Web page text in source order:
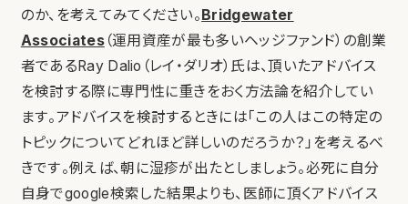
のか、を考えてみてください。 Bridgewater
Associates（運用資産が最も多いヘッジファンド）の創業
者であるRay Dalio（レイ・ダリオ）氏は、頂いたアドバイス
を検討する際に専門性に重きをおく方法論を紹介してい
ます。アドバイスを検討するときには「この人はこの特定の
トピックについてどれほど詳しいのだろうか？」を考えるべ
きです。例えば、朝に湿疹が出たとしましょう。必死に自分
自身でgoogle検索した結果よりも、医師に頂くアドバイス